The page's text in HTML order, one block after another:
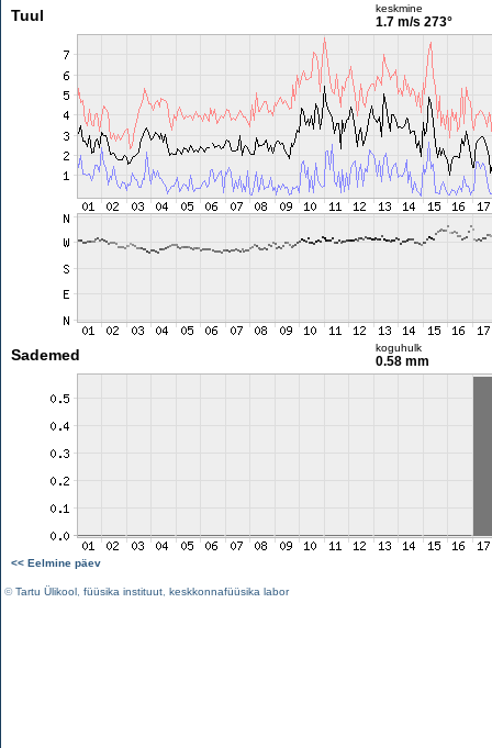
Tuul keskmine
1.7 m/s 273°
Sademed koguhulk
0.58 mm
<< Eelmine päev
©Tartu Ülikool füüsika instituut keskkonnafüüsika labor